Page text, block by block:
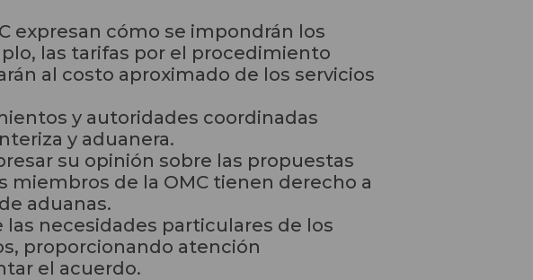
expresan cómo se impondrán los
las tarifas por el procedimiento
al costo aproximado de los servicios
y autoridades coordinadas
y aduanera.
su opinión sobre las propuestas
miembros de la OMC tienen derecho a
aduanas.
las necesidades particulares de los
proporcionando atención
el acuerdo.